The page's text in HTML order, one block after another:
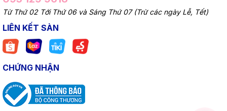
Từ Thứ 02 Tới Thứ 06 và Sáng Thứ 07 (Trừ các ngày Lễ, Tết)
LIÊN KẾT SÀN
CHỨNG NHẬN